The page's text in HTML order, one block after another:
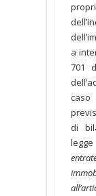
a
701
di
legge